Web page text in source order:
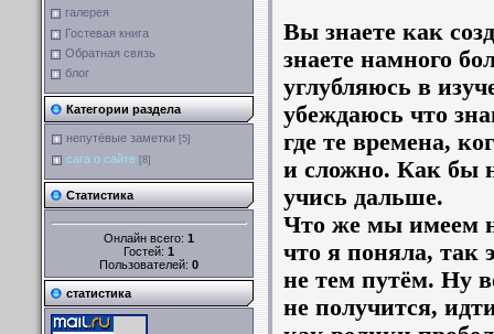
галерея
Гостевая книга
Обратная связь
блог
Категории раздела
непутёвые заметки [5]
сага о сайте [8]
Статистика
Онлайн всего: 1
Гостей: 1
Пользователей: 0
статистика
Вы знаете как
знаете намного
углубляюсь в
убеждаюсь что
где те времена,
и сложно. Как бы
учись дальше.
Что же мы имеем
что я поняла, так
не тем путём. Ну
не получится,